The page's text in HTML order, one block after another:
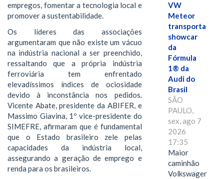
empregos, fomentar a tecnologia local e
promover a sustentabilidade.
Os líderes das associações
argumentaram que não existe um vácuo
na indústria nacional a ser preenchido,
ressaltando que a própria indústria
ferroviária tem enfrentado
elevadíssimos índices de ociosidade
devido à inconstância nos pedidos.
Vicente Abate, presidente da ABIFER, e
Massimo Giavina, 1º vice-presidente do
SIMEFRE, afirmaram que é fundamental
que o Estado brasileiro zele pelas
capacidades da indústria local,
assegurando a geração de emprego e
renda para os brasileiros.
VW
Meteor
transporta
showcar
da
Fórmula
1® da
Audi do
Brasil
SÃO
PAULO,
sex, ago 7
2026
17:35
Maior
caminhão
Volkswagen